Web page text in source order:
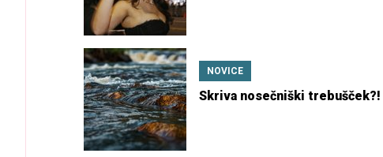
NOVICE
Skriva nosečniški trebušček?!